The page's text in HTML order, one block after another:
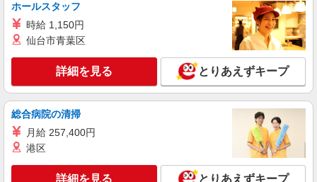
キープ 詳細を見る
派遣社員
株式会社テクノ・サービス/お仕事No/0896639
NEW
荷受作業など
時給1150円交通費全額支給
熊本県熊本市南区 ＊車・バイク通勤OK
詳細を見る
NEW
ホールスタッフ
時給 1,150円
仙台市青葉区
詳細を見る とりあえずキープ
総合病院の清掃
月給 257,400円
港区
詳細を見る とりあえずキープ